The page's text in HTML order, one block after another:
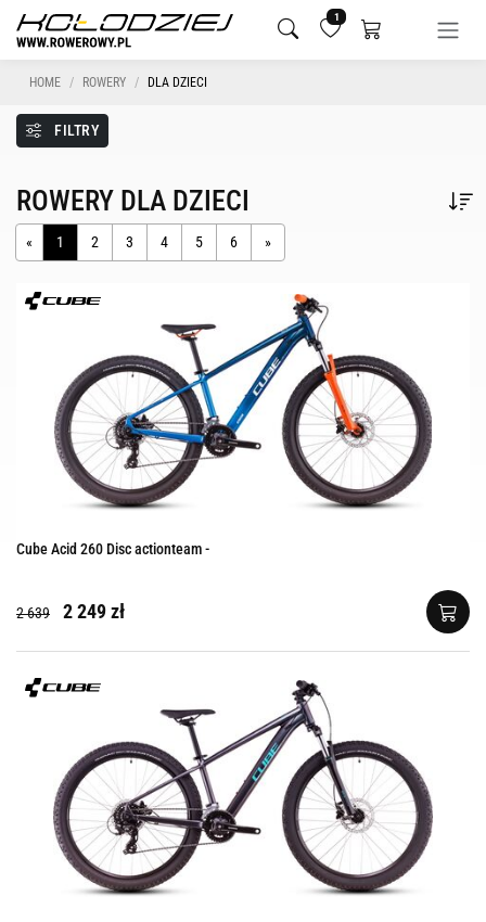
1
HOME ROWERY DLA DZIECI
FILTRY
ROWERY DLA DZIECI
« 1 2 3 4 5 6 »
Cube Acid 260 Disc actionteam -
2 639 2 249 zł